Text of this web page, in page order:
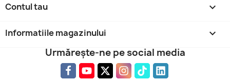
Contul tau 
Informatiile magazinului keyboard_arrow_down
Urmărește-ne pe social media